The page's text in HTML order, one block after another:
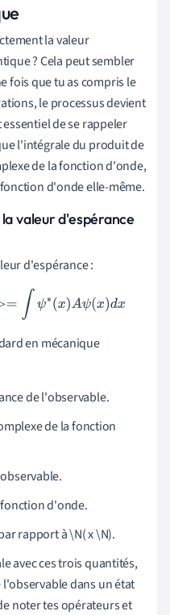
la valeur
? Cela peut sembler
fois que tu as compris le
le processus devient
de se rappeler
l'intégrale du produit de
de la fonction d'onde,
d'onde elle-même.
valeur d'espérance
d'espérance :
∫ψ ∗ x)Aψ(x dx
en mécanique
de l'observable.
de la fonction
d'onde.
rapport à \N( x \N).
avec ces trois quantités,
dans un état
noter tes opérateurs et